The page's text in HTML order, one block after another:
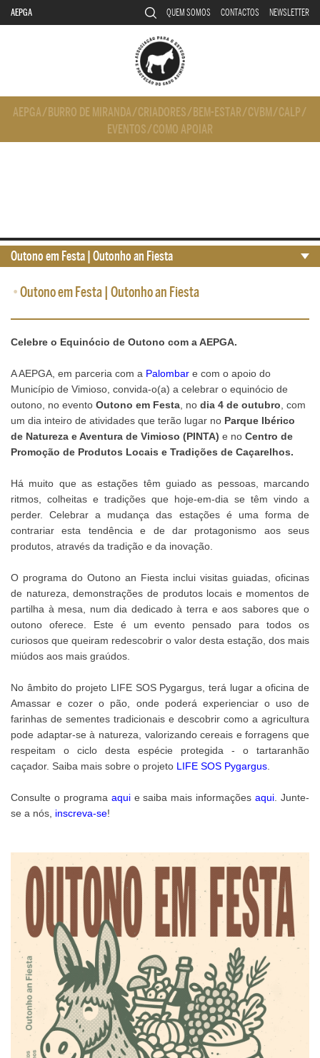
AEPGA QUEM SOMOS CONTACTOS NEWSLETTER
AEPGA/ BURRO DE MIRANDA/CRIADORES/ BEM-ESTAR/CVBM/CALP/
EVENTOS/COMO APOIAR
•Outono em Festa | Outonho an Fiesta
Celebre o Equinócio de Outono com a AEPGA.
A AEPGA, em parceria com a Palombar e com o apoio do
Município de Vimioso, convida-o(a) a celebrar o equinócio de
outono, no evento Outono em Festa , no dia 4 de outubro , com
um dia inteiro de atividades que terão lugar no Parque Ibérico
de Natureza e Aventura de Vimioso (PINTA) e no Centro de
Promoção de Produtos Locais e Tradições de Caçarelhos.
Há muito que as estações têm guiado as pessoas, marcando
ritmos, colheitas e tradições que hoje-em-dia se têm vindo a
perder. Celebrar a mudança das estações é uma forma de
contrariar esta tendência e de dar protagonismo aos seus
produtos, através da tradição e da inovação.
O programa do Outono an Fiesta inclui visitas guiadas, oficinas
de natureza, demonstrações de produtos locais e momentos de
partilha à mesa, num dia dedicado à terra e aos sabores que o
outono oferece. Este é um evento pensado para todos os
curiosos que queiram redescobrir o valor desta estação, dos mais
miúdos aos mais graúdos.
No âmbito do projeto LIFE SOS Pygargus, terá lugar a oficina de
Amassar e cozer o pão, onde poderá experienciar o uso de
farinhas de sementes tradicionais e descobrir como a agricultura
pode adaptar-se à natureza, valorizando cereais e forragens que
respeitam o ciclo desta espécie protegida - o tartaranhão
caçador. Saiba mais sobre o projeto LIFE SOS Pygargus
Consulte o programa aquie saiba mais informaçõesaqui . Junte-
se a nós, inscreva-se!
Outono em Festa | Outonho an Fiesta